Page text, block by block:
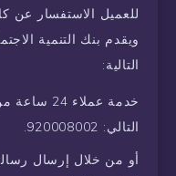
للعميل الاستفسار عن
ويقدم بنك التنمية
التالية:
خدمة
التالي: 920008002.
أو من خلال إرسال